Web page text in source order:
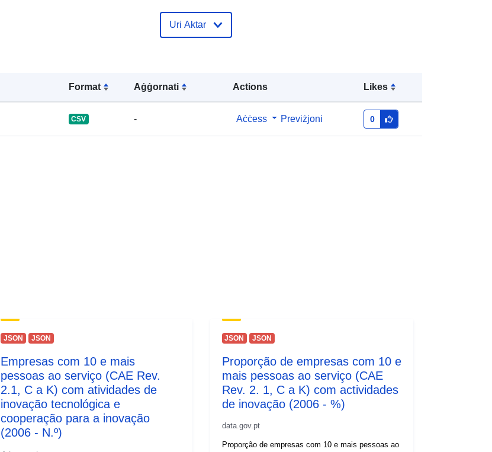
Format Aġġornati Actions Likes
CSV - Aċċess Previżjoni 0
Reġistru tal-
July 2026
Jikkonforma ma': Riżorsa: file:///usr/verticles/
Arbeitsmarktbezirks (RGSNAME)
Geschlecht (GESCHLECHT) Code
der ÖNACE-Wirtschaftsklasse
(NACE_4) Bezeichnung der
ÖNACE-Wirtschaftsklasse
(WIRTSCHAFTSKLASSE) Code
ÖNACE-Wirtschaftsabschnitts
Uri Aktar
JSON JSON
Empresas com 10 e mais
pessoas ao serviço (CAE Rev.
2.1, C a K) com atividades de
inovação tecnológica e
cooperação para a inovação
(2006 - N.º)
JSON JSON
Proporção de empresas com 10 e
mais pessoas ao serviço (CAE
Rev. 2. 1, C a K) com actividades
de inovação (2006 - %)
data.gov.pt
Proporção de empresas com 10 e mais pessoas ao